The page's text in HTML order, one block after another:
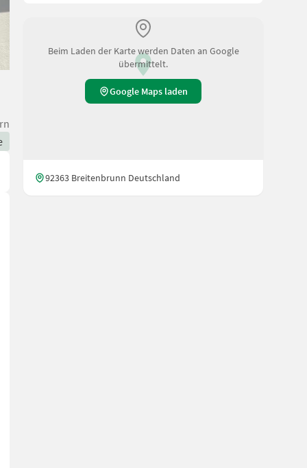
Beim Laden der Karte werden Daten an Google
übermittelt.
Google Maps laden
92363 Breitenbrunn Deutschland